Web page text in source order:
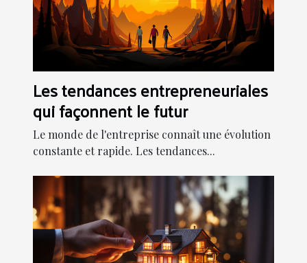
Les tendances entrepreneuriales
qui façonnent le futur
Le monde de l'entreprise connaît une évolution
constante et rapide. Les tendances...